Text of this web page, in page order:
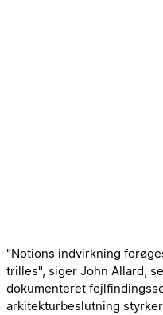
"Notions indvirkning
trilles", siger John Allard,
dokumenteret
arkitekturbeslutning